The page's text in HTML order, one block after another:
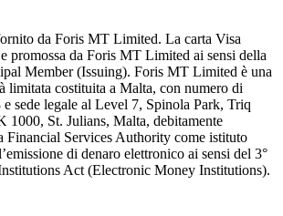
da Foris MT Limited. La carta Visa
e promossa da Foris MT Limited ai sensi della
Member (Issuing). Foris MT Limited è una
limitata costituita a Malta, con numero di
sede legale al Level 7, Spinola Park, Triq
St. Julians, Malta, debitamente
Financial Services Authority come istituto
di denaro elettronico ai sensi del 3°
Act (Electronic Money Institutions).